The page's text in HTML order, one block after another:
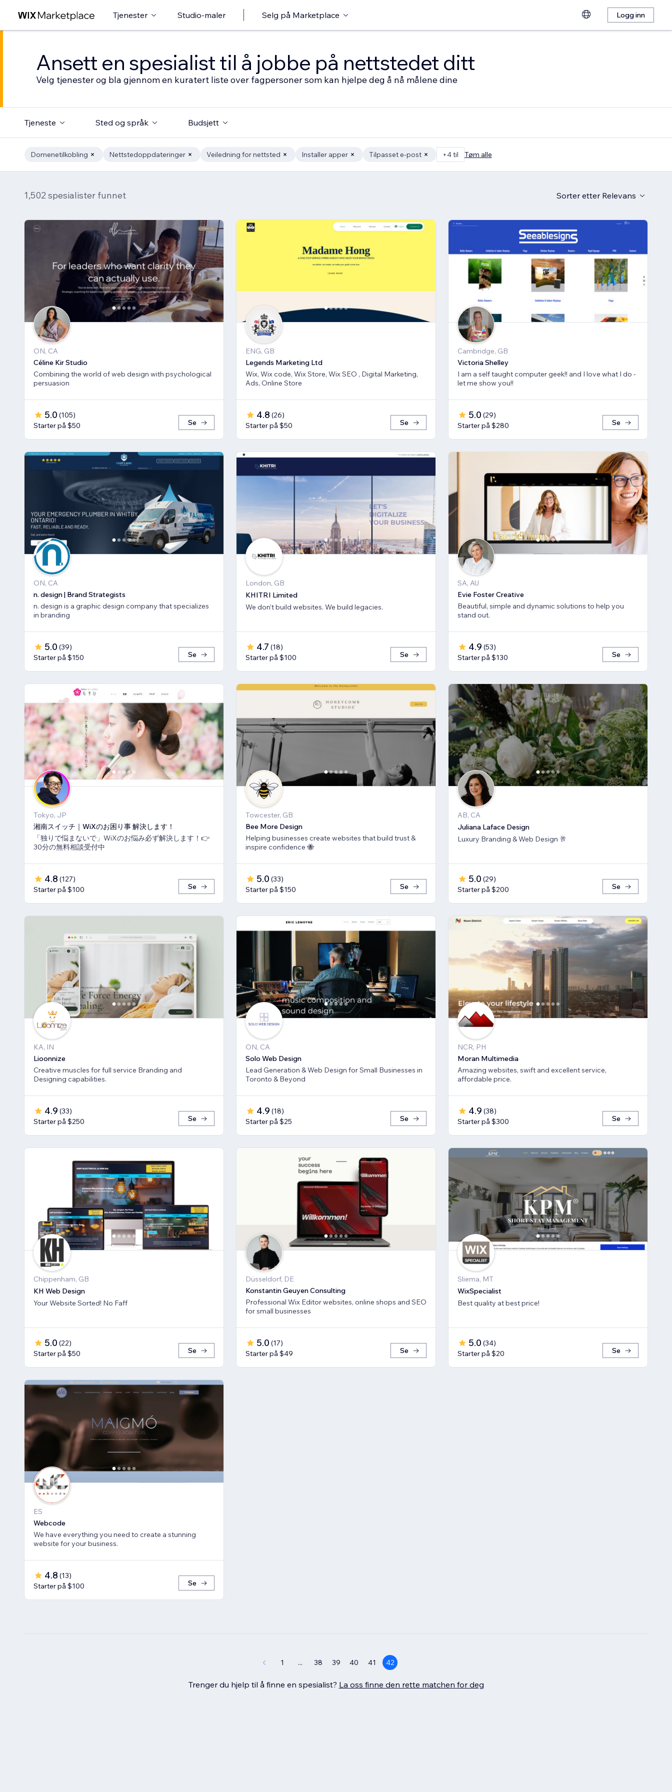
Tjenester Studio-maler Selg på Marketplace Logg inn
Ansett en spesialist til å jobbe på nettstedet ditt
Velg tjenester og bla gjennom en kuratert liste over fagpersoner som kan hjelpe deg å nå målene dine
Tjeneste Sted og språk Budsjett
Domenetilkobling Nettstedoppdateringer Veiledning for nettsted Installer apper Tilpasset e-post +4 til Tøm alle
1,502 spesialister funnet Sorter etter Relevans
ON, CA
Céline Kir Studio
Combining the world of web design with psychological
persuasion
5.0 (105)
Starter på $50
Se
ENG, GB
Legends Marketing Ltd
Wix, Wix code, Wix Store, Wix SEO , Digital Marketing,
Ads, Online Store
4.8 (26)
Starter på $50
Se
Cambridge, GB
Victoria Shelley
I am a self taught computer geek!! and I love what I do -
let me show you!!
5.0 (29)
Starter på $280
Se
ON, CA
n. design | Brand Strategists
n. design is a graphic design company that specializes
in branding
5.0 (39)
Starter på $150
Se
London, GB
KHITRI Limited
We don’t build websites. We build legacies.
4.7 (18)
Starter på $100
Se
SA, AU
Evie Foster Creative
Beautiful, simple and dynamic solutions to help you
stand out.
4.9 (53)
Starter på $130
Se
Tokyo, JP
湘南スイッチ｜WiXのお困り事 解決します！
「独りで悩まないで」WiXのお悩み必ず解決します！👉
30分の無料相談受付中
4.8 (127)
Starter på $100
Se
Towcester, GB
Bee More Design
Helping businesses create websites that build trust &
inspire confidence 🐝
5.0 (33)
Starter på $150
Se
AB, CA
Juliana Laface Design
Luxury Branding & Web Design 🥂
5.0 (29)
Starter på $200
Se
KA, IN
Lioonnize
Creative muscles for full service Branding and
Designing capabilities.
4.9 (33)
Starter på $250
Se
ON, CA
Solo Web Design
Lead Generation & Web Design for Small Businesses in
Toronto & Beyond
4.9 (18)
Starter på $25
Se
NCR, PH
Moran Multimedia
Amazing websites, swift and excellent service,
affordable price.
4.9 (38)
Starter på $300
Se
Chippenham, GB
KH Web Design
Your Website Sorted! No Faff
5.0 (22)
Starter på $50
Se
Düsseldorf, DE
Konstantin Geuyen Consulting
Professional Wix Editor websites, online shops and SEO
for small businesses
5.0 (17)
Starter på $49
Se
Sliema, MT
WixSpecialist
Best quality at best price!
5.0 (34)
Starter på $20
Se
ES
Webcode
We have everything you need to create a stunning
website for your business.
4.8 (13)
Starter på $100
Se
1 ... 38 39 40 41 42
Trenger du hjelp til å finne en spesialist? La oss finne den rette matchen for deg